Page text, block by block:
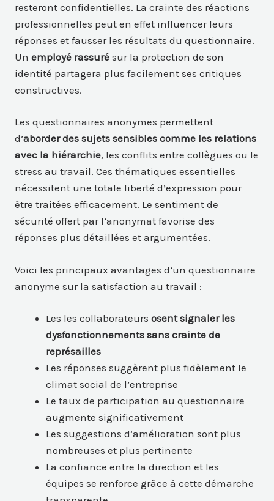
resteront confidentielles. La crainte des réactions
professionnelles peut en effet influencer leurs
réponses et fausser les résultats du questionnaire.
Unemployé rassuré sur la protection de son
identité partagera plus facilement ses critiques
constructives.
Les questionnaires anonymes permettent
d’aborder des sujets sensibles comme les relations
avec la hiérarchie, les conflits entre collègues ou le
stress au travail. Ces thématiques essentielles
nécessitent une totale liberté d’expression pour
être traitées efficacement. Le sentiment de
sécurité offert par l’anonymat favorise des
réponses plus détaillées et argumentées.
Voici les principaux avantages d’un questionnaire
anonyme sur la satisfaction au travail :
Les les collaborateursosent signaler les
dysfonctionnements sans crainte de
représailles
Les réponses suggèrent plus fidèlement le
climat social de l’entreprise
Le taux de participation au questionnaire
augmente significativement
Les suggestions d’amélioration sont plus
nombreuses et plus pertinente
La confiance entre la direction et les
équipes se renforce grâce à cette démarche